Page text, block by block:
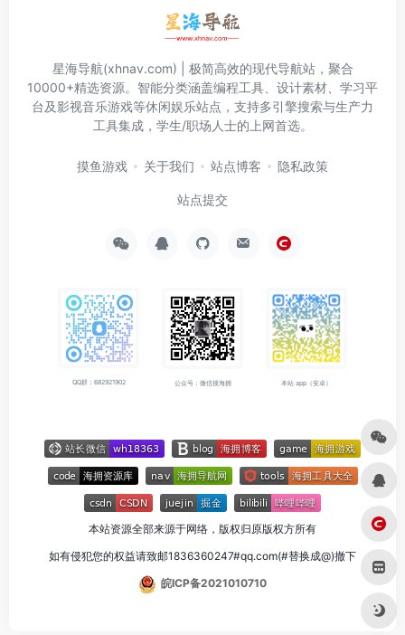
星海导航(xhnav.com) | 极简高效的现代导航站，聚合
10000+精选资源。智能分类涵盖编程工具、设计素材、学习平
台及影视音乐游戏等休闲娱乐站点，支持多引擎搜索与生产力
工具集成，学生/职场人士的上网首选。
摸鱼游戏 关于我们 站点博客 隐私政策
站点提交
QQ群：682921902 公众号：微信搜海拥 本站 app（安卓）
本站资源全部来源于网络，版权归原版权方所有
如有侵犯您的权益请致邮1836360247#qq.com(#替换成@)撤下
皖ICP备2021010710